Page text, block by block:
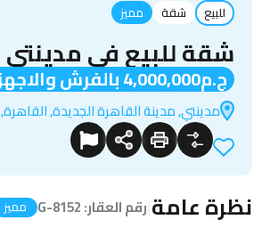
للبيع شقة مميز
شقة للبيع في مدينتي B7
ج.م4,000,000 بالفرش والاجهزه بالكامل
مدينتي, مدينة القاهرة الجديدة, القاهرة, 19511, مصر
نظرة عامة رقم العقار:G-8152 مميز